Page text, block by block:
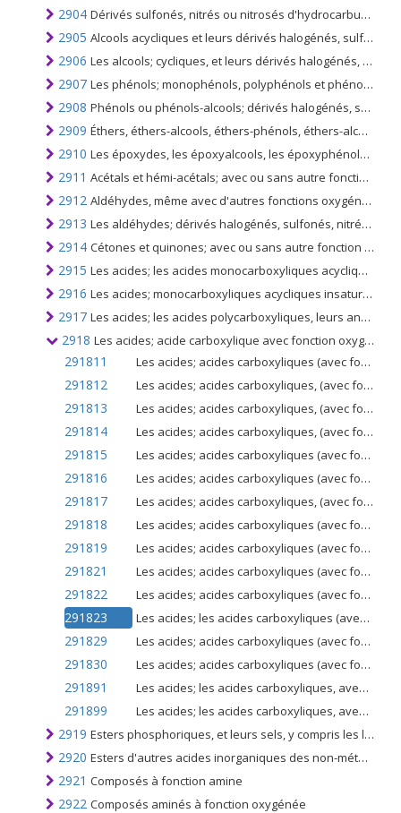
2904 Dérivés sulfonés, nitrés ou nitrosés d'hydrocarbures; avec ou sans halogène
2905 Alcools acycliques et leurs dérivés halogénés, sulfonés, nitrés ou nitrosés
2906 Les alcools; cycliques, et leurs dérivés halogénés, sulfonés, nitrés ou nitrosés
2907 Les phénols; monophénols, polyphénols et phénols-alcools
2908 Phénols ou phénols-alcools; dérivés halogénés, sulfonés, nitrés ou nitrosés
2909 Éthers, éthers-alcools, éthers-phénols, éthers-alcools-phénols, peroxydes d'alcools, peroxydes d'éthers, peroxydes de cétones (chimiquement définis ou non); dérivé halogéné, sulfoné, nitré, nitrosé
2910 Les époxydes, les époxyalcools, les époxyphénols et les époxyéthers; avec un cycle à trois chaînons et leurs dérivés halogénés, sulfonés, nitrés ou nitrosés
2911 Acétals et hémi-acétals; avec ou sans autre fonction oxygénée, et leurs dérivés halogénés, sulfonés, nitrés ou nitrostés
2912 Aldéhydes, même avec d'autres fonctions oxygénées; les polymères cycliques d'aldéhydes; paraformaldéhyde
2913 Les aldéhydes; dérivés halogénés, sulfonés, nitrés ou nitrosés des produits du no. 2912
2914 Cétones et quinones; avec ou sans autre fonction oxygénée, et leurs dérivés halogénés, sulfonés, nitrés ou nitrostés
2915 Les acides; les acides monocarboxyliques acycliques saturés et leurs anhydrides, halogénures, peroxydes et peroxyacides; leurs dérivés halogénés, sulfonés, nitrés ou nitrosés
2916 Les acides; monocarboxyliques acycliques insaturés, monocarboxyliques cycliques, leurs anhydrides, halogénures, peroxydes et peroxyacides; leurs dérivés halogénés, sulfonés, nitrés ou nitrosés
2917 Les acides; les acides polycarboxyliques, leurs anhydrides, halogénures, peroxydes et peroxyacides; leurs dérivés halogénés, sulfonés, nitrés ou nitrosés
2918 Les acides; acide carboxylique avec fonction oxygène supplémentaire et leurs anhydrides, halogénures, peroxydes, peroxyacides; leurs dérivés halogénés, sulfonés, nitrés ou nitrosés
291811 Les acides; acides carboxyliques (avec fonction alcoolique mais sans autre fonction oxygénée), acide lactique, ses sels et ses esters
291812 Les acides; acides carboxyliques, (avec fonction alcoolique mais sans autre fonction oxygénée), acide tartrique
291813 Les acides; acides carboxyliques, (avec fonction alcoolique mais sans autre fonction oxygénée); les sels et les esters de l'acide tartrique
291814 Les acides; acides carboxyliques, (avec fonction alcoolique mais sans autre fonction oxygénée), acide citrique
291815 Les acides; acides carboxyliques (avec fonction alcoolique mais sans autre fonction oxygénée), sels et esters de l'acide citrique
291816 Les acides; acides carboxyliques (avec fonction alcoolique mais sans autre fonction oxygénée), l'acide gluconique, ses sels et ses esters
291817 Les acides; acides carboxyliques, (avec fonction alcoolique mais sans autre fonction oxygénée), acide 2,2-diphényl-2-hydroxyacétique (acide benzilique)
291818 Les acides; acides carboxyliques (avec fonction alcoolique mais sans autre fonction oxygénée), chlorobenzilate (ISO)
291819 Les acides; acides carboxyliques (avec fonction alcoolique mais sans autre fonction oxygénée), autres que les acides lactique, tartrique, citrique et gluconique et leurs sels et esters
291821 Les acides; acides carboxyliques (avec fonction phénol mais sans autre fonction oxygénée), l'acide salicylique et ses sels
291822 Les acides; acides carboxyliques (avec fonction phénol mais sans autre fonction oxygénée), acide o-acétylsalicylique, ses sels et ses esters
291823 Les acides; les acides carboxyliques (avec fonction phénolique mais sans autre fonction oxygénée), les autres esters de l'acide salicylique et ses sels n.c.a. dans l'article no. 2918.2
291829 Les acides; acides carboxyliques (avec fonction phénolique mais sans autre fonction oxygénée), leurs anhydrides, halogénures, peroxydes, peroxyacides et leurs dérivés, n.c.a. dans l'article no. 2918.2
291830 Les acides; acides carboxyliques (avec fonction aldéhyde ou cétone, mais sans autre fonction oxygénée), leurs anhydrides, halogénures, peroxydes, peroxyacides et leurs dérivés
291891 Les acides; les acides carboxyliques, avec une fonction additionnelle d'oxygène (pas d'alcool, de phénol, d'aldéhyde ou de cétone) et leurs anhydrides, halogénures, peroxydes et peroxyacides; 2,4,5-T (ISO) (acide 2,4,5-trichlorophénoxyacétique), ses sels et ses esters
291899 Les acides; les acides carboxyliques, avec une fonction additionnelle d'oxygène (pas d'alcool, de phénol, d'aldéhyde ou de cétone) et leurs anhydrides, halogénures, peroxydes et peroxyacides; leurs dérivés halogénés, sulfonés, nitrés ou nitrosés; autre que 2,4,5-T (ISO)
2919 Esters phosphoriques, et leurs sels, y compris les lactophosphates, leurs dérivés halogénés, sulfonés, nitrés ou nitrosés
2920 Esters d'autres acides inorganiques des non-métaux (autres que les halogénures d'hydrogène) et leurs sels, leurs dérivés halogénés, sulfonés, nitrés ou nitrosés
2921 Composés à fonction amine
2922 Composés aminés à fonction oxygénée